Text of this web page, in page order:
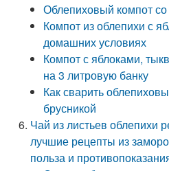
Облепиховый компот со
Компот из облепихи с
домашних условиях
Компот с яблоками,
на 3 литровую банку
Как сварить
брусникой
Чай из листьев облепихи
лучшие рецепты из
польза и